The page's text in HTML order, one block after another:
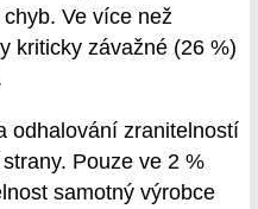
Ve více než
kriticky závažné (26 %)
odhalování zranitelností
Pouze ve 2 %
samotný výrobce